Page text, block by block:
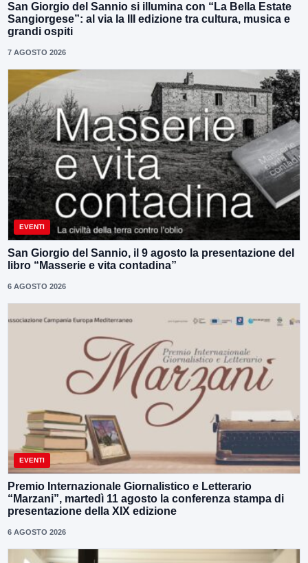
San Giorgio del Sannio si illumina con “La Bella Estate
Sangiorgese”: al via la III edizione tra cultura, musica e
grandi ospiti
7 AGOSTO 2026
EVENTI
San Giorgio del Sannio, il 9 agosto la presentazione del
libro “Masserie e vita contadina”
6 AGOSTO 2026
EVENTI
Premio Internazionale Giornalistico e Letterario
“Marzani”, martedì 11 agosto la conferenza stampa di
presentazione della XIX edizione
6 AGOSTO 2026